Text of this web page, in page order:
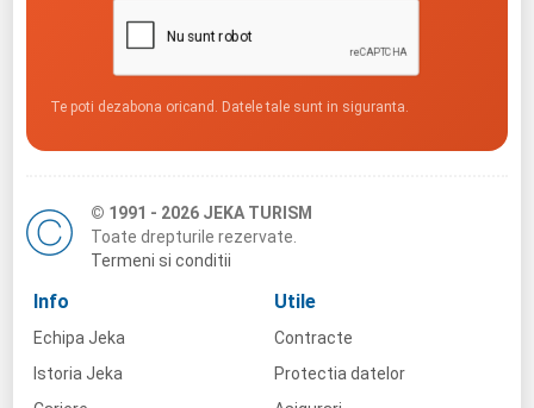
Te poti dezabona oricand. Datele tale sunt in siguranta.
© 1991 - 2026 JEKA TURISM
Toate drepturile rezervate.
Termeni si conditii
Info
Echipa Jeka
Istoria Jeka
Utile
Contracte
Protectia datelor